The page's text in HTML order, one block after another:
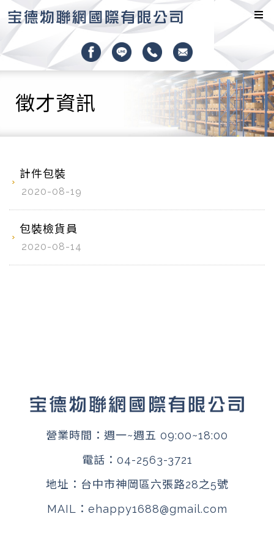
徵才資訊
計件包裝
2020-08-19
包裝檢貨員
2020-08-14
營業時間：週一~週五 09:00~18:00
電話： 04-2563-3721
地址： 台中市神岡區六張路28之5號
MAIL： ehappy1688@gmail.com